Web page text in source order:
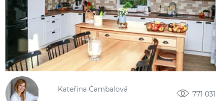
Kateřina Čambalová
771 031